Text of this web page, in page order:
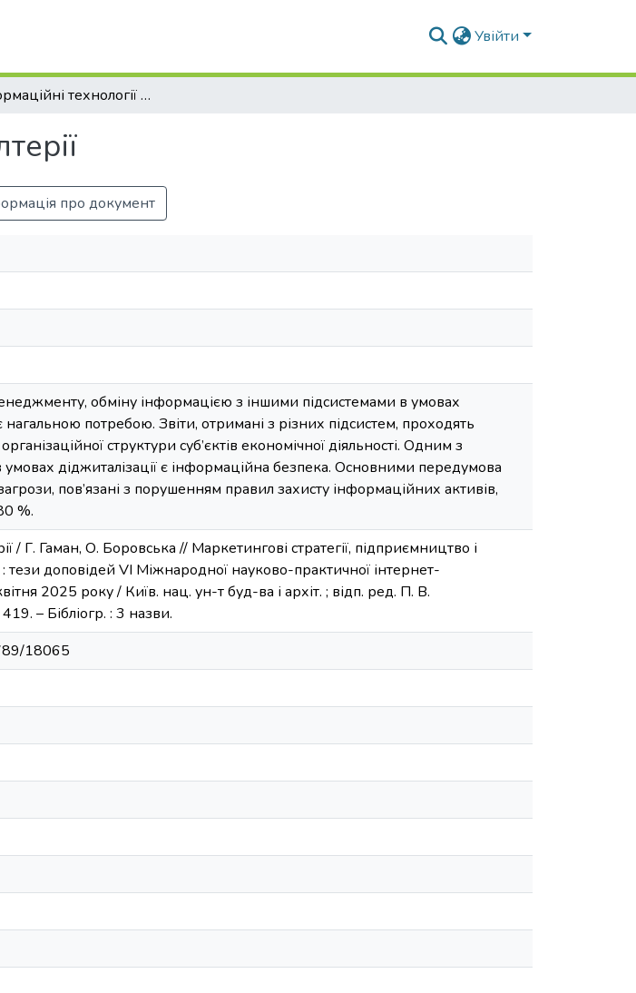
Увійти
Інформаційні технології в бухгалтерії
про документ
обміну інформацією з іншими підсистемами в умовах
нагальною потребою. Звіти, отримані з різних підсистем, проходять
структури суб’єктів економічної діяльності. Одним з
умовах діджиталізації є інформаційна безпека. Основними передумова
пов’язані з порушенням правил захисту інформаційних активів,
%.
/ Г. Гаман, О. Боровська // Маркетингові стратегії, підприємництво і
тези доповідей VІ Міжнародної науково-практичної інтернет-
2025 року / Київ. нац. ун-т буд-ва і архіт. ; відп. ред. П. В.
– Бібліогр. : 3 назви.
18065